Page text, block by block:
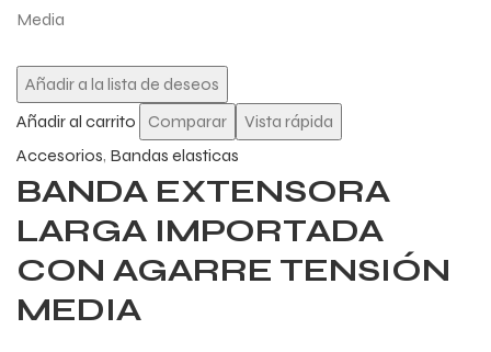
Añadir a la lista de deseos
Añadir al carrito
Comparar
Vista rápida
Accesorios, Bandas elasticas
BANDA EXTENSORA
LARGA IMPORTADA
CON AGARRE TENSIÓN
MEDIA